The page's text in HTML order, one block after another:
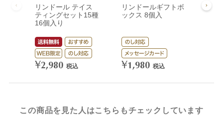
リンドール テイス
ティングセット15種
16個入り
¥2,980 税込
リンドールギフトボ
ックス 8個入
¥1,980 税込
リ
この商品を見た人はこちらもチェックしています